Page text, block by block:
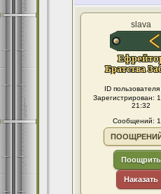
slava
ID
Зарегистрирован:
21:32
Сообщений:
Поощрить
Наказать